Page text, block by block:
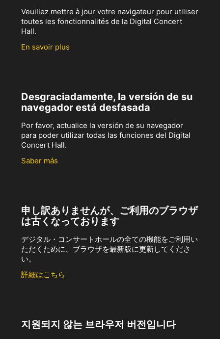
Veuillez mettre à jour votre navigateur pour utiliser
toutes les fonctionnalités de la Digital Concert
Hall.
En savoir plus
Desgraciadamente, la versión de su
navegador está desfasada
Por favor, actualice la versión de su navegador
para poder utilizar todas las funciones del Digital
Concert Hall.
Saber más
申し訳ありませんが、ご利用のブラウザ
は古くなっております
デジタル・コンサートホールの全ての機能をご利用い
ただくために、ブラウザを最新版に更新してくださ
い。
詳細はこちら
지원되지 않는 브라우저 버전입니다